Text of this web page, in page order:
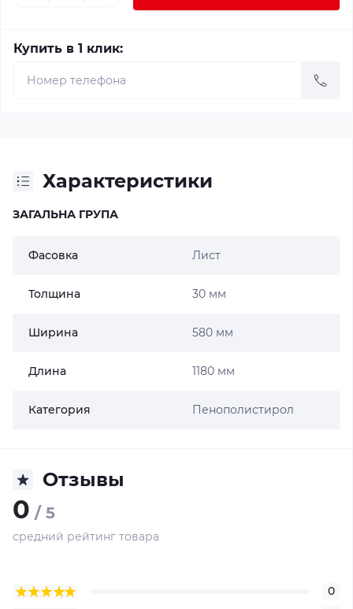
Купить в 1 клик:
Характеристики
ЗАГАЛЬНА ГРУПА
Фасовка Лист
Толщина 30 мм
Ширина 580 мм
Длина 1180 мм
Категория Пенополистирол
Отзывы
0 / 5
средний рейтинг товара
0